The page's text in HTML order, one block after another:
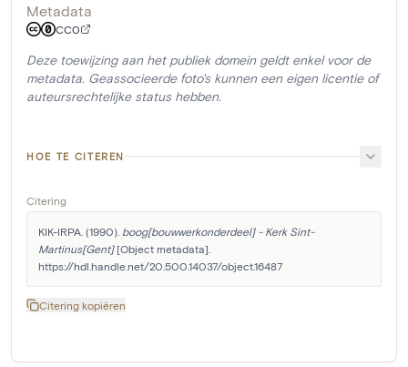
Metadata
CC0
Deze toewijzing aan het publiek domein geldt enkel voor de
metadata. Geassocieerde foto's kunnen een eigen licentie of
auteursrechtelijke status hebben.
HOE TE CITEREN
Citering
KIK-IRPA. (1990). boog[bouwwerkonderdeel] - Kerk Sint-
Martinus[Gent] [Object metadata].
https://hdl.handle.net/20.500.14037/object.16487
Citering kopiëren